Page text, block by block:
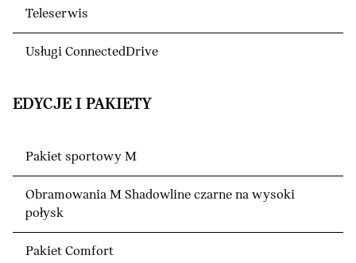
Teleserwis
Usługi ConnectedDrive
EDYCJE I PAKIETY
Pakiet sportowy M
Obramowania M Shadowline czarne na wysoki
połysk
Pakiet Comfort